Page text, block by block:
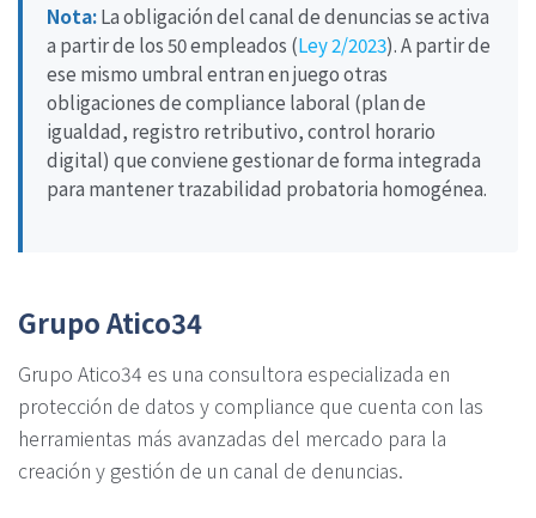
Nota:La obligación del canal de denuncias se activa
a partir de los 50 empleados (Ley 2/2023). A partir de
ese mismo umbral entran en juego otras
obligaciones de compliance laboral (plan de
igualdad, registro retributivo, control horario
digital) que conviene gestionar de forma integrada
para mantener trazabilidad probatoria homogénea.
Grupo Atico34
Grupo Atico34 es una consultora especializada en
protección de datos y compliance que cuenta con las
herramientas más avanzadas del mercado para la
creación y gestión de un canal de denuncias.